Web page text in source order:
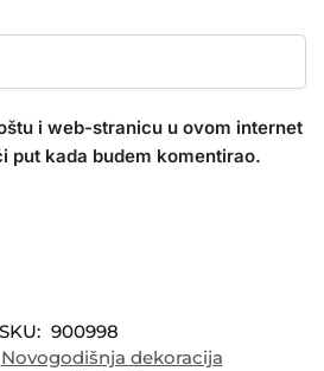
i web-stranicu u ovom internet
put kada budem komentirao.
SKU: 900998
Novogodišnja dekoracija